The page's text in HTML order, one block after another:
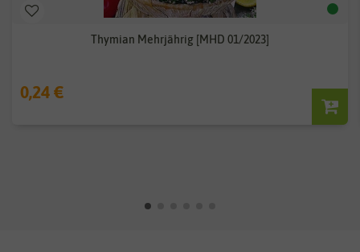
Thymian Mehrjährig [MHD 01/2023]
0,24 €